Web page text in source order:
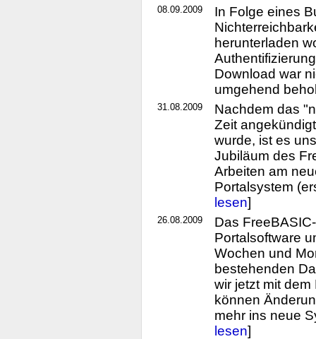
08.09.2009
In Folge eines
herunterladen
Download war
umgehend
31.08.2009
Nachdem das
Zeit
wurde, ist es
Jubiläum des
Arbeiten am
Portalsystem
lesen]
26.08.2009
Das
Portalsoftware
Wochen und
bestehenden
wir jetzt mit
können
mehr ins neue
lesen]